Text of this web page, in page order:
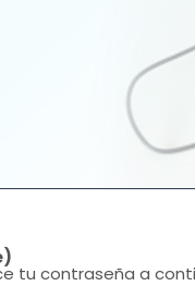
tu contraseña a